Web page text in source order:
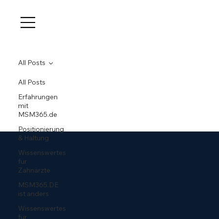
All Posts
Erfahrungen
mit
MSM365.de
Positionierung
& Haltung
Wissenswertes
für
Zahnärzte
MSM365.DE
ist anders
Wissenswertes
für
All Posts